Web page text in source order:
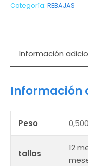
Categoría: REBAJAS
Información
Información
Peso
tallas
12